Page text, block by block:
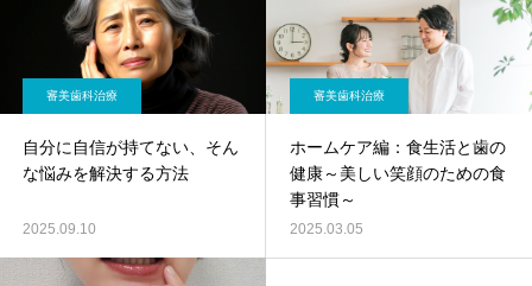
審美歯科治療
自分に自信が持てない、そん
な悩みを解決する方法
2025.09.10
審美歯科治療
ホームケア編：食生活と歯の
健康～美しい笑顔のための食
事習慣～
2025.03.05